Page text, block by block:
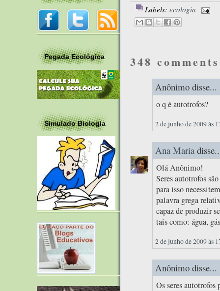
Pegada Ecológica
Simulado Biologia
Labels: ecologia
348
Anônimo disse...
o q é autotrofos?
2 de junho de 2009 às
Ana Maria
Olá Anônimo!
Seres autotrofos
para isso
palavra grega
capaz de produzir
tais como: água,
2 de junho de 2009 às
Anônimo disse...
Os seres autotrofos